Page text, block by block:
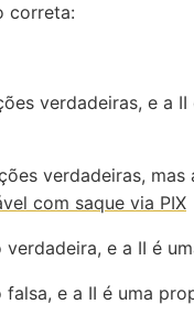
correta:
verdadeiras, e a
verdadeiras, mas
com saque via PIX
e a II é
e a II é uma